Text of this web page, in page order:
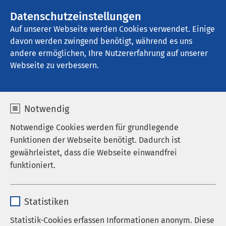
Datenschutzeinstellungen
Auf unserer Webseite werden Cookies verwendet. Einige
davon werden zwingend benötigt, während es uns
andere ermöglichen, Ihre Nutzererfahrung auf unserer
Webseite zu verbessern.
Notwendig
Notwendige Cookies werden für grundlegende
Funktionen der Webseite benötigt. Dadurch ist
gewährleistet, dass die Webseite einwandfrei
funktioniert.
Anbieter sgalinski
Statistiken
Statistik-Cookies erfassen Informationen anonym. Diese
Startseite der AMEOS Gruppe Aktuelles Nachrichten